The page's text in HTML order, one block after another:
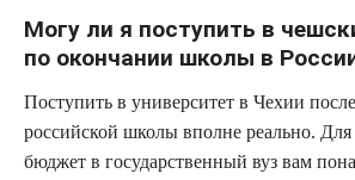
Могу ли я поступить в
по окончании школы в
Поступить в университет в Чехии
российской школы вполне реально. Для
бюджет в государственный вуз вам